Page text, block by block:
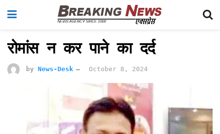
रोमांस न कर पाने का दर्द
by News-Desk October 8, 2024